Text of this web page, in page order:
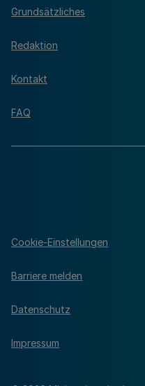
Grundsätzliches
Redaktion
Kontakt
FAQ
Cookie-Einstellungen
Barriere melden
Datenschutz
Impressum